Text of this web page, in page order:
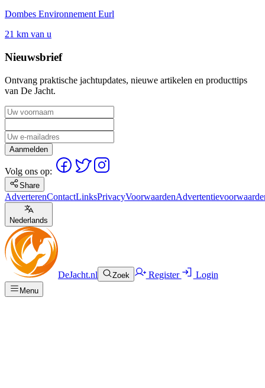
Dombes Environnement Eurl
21 km van u
Nieuwsbrief
Ontvang praktische jachtupdates, nieuwe artikelen en producttips
van De Jacht.
Aanmelden
Volg ons op:
Share
AdverterenContactLinksPrivacyVoorwaarden
Nederlands
DeJacht.nl Zoek Register Login
Menu